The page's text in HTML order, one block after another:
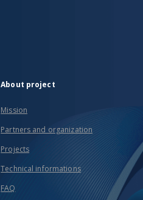
About project
Mission
Partners and organization
Projects
Technical informations
FAQ